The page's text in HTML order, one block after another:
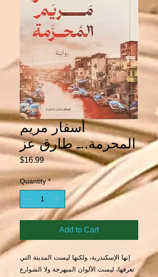
أسفار مريم
المحرمة..ـ طارق عز
$16.99Price
Quantity *
Add to Cart
إنها الإسكندرية، ولكنها ليست المدينة التي
تعرفها، ليست الألوان المبهرجة ولا الشوارع